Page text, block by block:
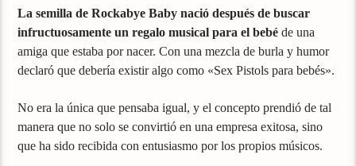
La semilla de Rockabye Baby nació después de buscar
infructuosamente un regalo musical para el bebé de una
amiga que estaba por nacer. Con una mezcla de burla y humor
declaró que debería existir algo como «Sex Pistols para bebés».
No era la única que pensaba igual, y el concepto prendió de tal
manera que no solo se convirtió en una empresa exitosa, sino
que ha sido recibida con entusiasmo por los propios músicos.